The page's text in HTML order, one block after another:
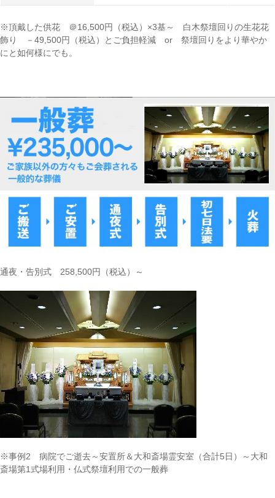
※頂戴した供花 ＠16,500円（税込）×3基～ 白木祭壇回りの生花花
飾り －49,500円（税込）とご負担軽減 or 祭壇回りをより華やか
にと如何様にでも。
通夜・告別式 258,500円（税込）～
※事例2 病院でご逝去～安置所＆大和斎場霊安室（合計5日）～大和
斎場第1式場利用・仏式祭壇利用での一般葬